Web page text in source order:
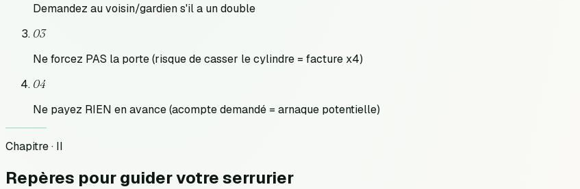
Demandez au voisin/gardien s'il a un double
03
Ne forcez PAS la porte (risque de casser le cylindre = facture x4)
04
Ne payez RIEN en avance (acompte demandé = arnaque potentielle)
Chapitre · II
Repères pourguider votre serrurier